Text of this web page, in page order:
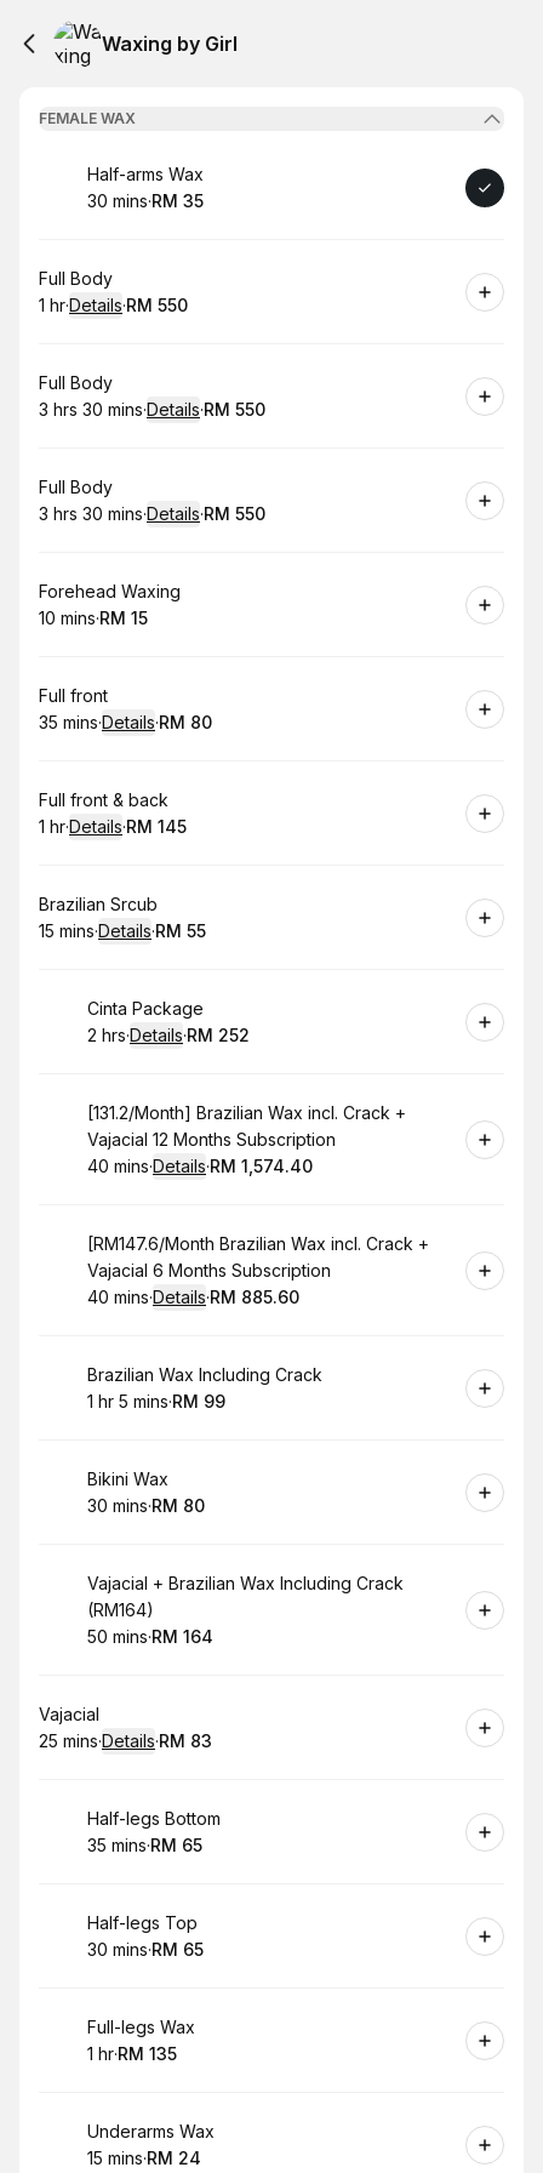
Waxing by Girl
FEMALE WAX
Book
Half-arms Wax
.Duration
30 mins·
.Price
RM 35
Book
Full Body
. Duration:
1 hr·Details·
.Price:
RM 550
Book
Full Body
. Duration:
3 hrs 30 mins·Details·
.Price:
RM 550
Book
Full Body
. Duration:
3 hrs 30 mins·Details·
.Price:
RM 550
Book
Forehead Waxing
.Duration
10 mins·
.Price
RM 15
Book
Full front
.Duration:
35 mins·Details·
.Price
RM 80
Book
Full front & back
. Duration:
1 hr·Details·
.Price:
RM 145
Book
Brazilian Srcub
.Duration:
15 mins·Details·
.Price
RM 55
Book
Cinta Package
. Duration:
2 hrs·Details·
.Price:
RM 252
Book
[131.2/Month] Brazilian Wax incl. Crack +
Vajacial 12 Months Subscription
.Duration:
40 mins·Details·
.Price:
RM 1,574.40
Book
[RM147.6/Month Brazilian Wax incl. Crack +
Vajacial 6 Months Subscription
.Duration:
40 mins·Details·
.Price:
RM 885.60
Book
Brazilian Wax Including Crack
. Duration:
1 hr 5 mins·
.Price
RM 99
Book
Bikini Wax
.Duration
30 mins·
.Price
RM 80
Book
Vajacial + Brazilian Wax Including Crack
(RM164)
.Duration
50 mins·
.Price:
RM 164
Book
Vajacial
.Duration:
25 mins·Details·
.Price
RM 83
Book
Half-legs Bottom
.Duration
35 mins·
.Price
RM 65
Book
Half-legs Top
.Duration
30 mins·
.Price
RM 65
Book
Full-legs Wax
. Duration
1 hr·
.Price:
RM 135
Book
Underarms Wax
15 mins·RM 24